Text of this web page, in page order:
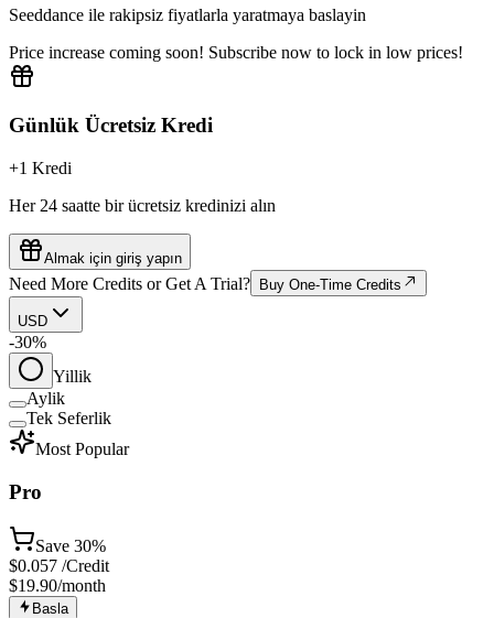
Seeddance ile rakipsiz fiyatlarla yaratmaya baslayin
Price increase coming soon! Subscribe now to lock in low prices!
Günlük Ücretsiz Kredi
+1 Kredi
Her 24 saatte bir ücretsiz kredinizi alın
Almak için giriş yapın
Need More Credits or Get A Trial? Buy One-Time Credits
USD
-30%
Yillik
Aylik
Tek Seferlik
Most Popular
Pro
Save 30%
$0.057 /Credit
$19.90/month
Basla